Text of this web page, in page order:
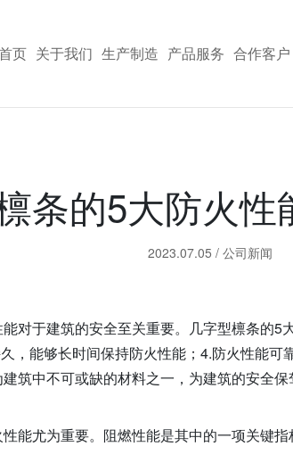
页 关于我们 生产制造 产品服务 合作客户
条的5大防火性
2023.07.05 / 公司新闻
对于建筑的安全至关重要。几字型檩条的
，能够长时间保持防火性能；4.防火性能
筑中不可或缺的材料之一，为建筑的安全保
能尤为重要。阻燃性能是其中的一项关键